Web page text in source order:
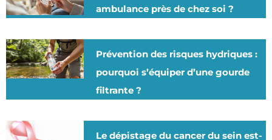
ambulance près de chez soi ?
Prévention des risques hydriques :
pourquoi s’équiper d’une gourde
filtrante ?
Le dépistage du cancer du sein est-